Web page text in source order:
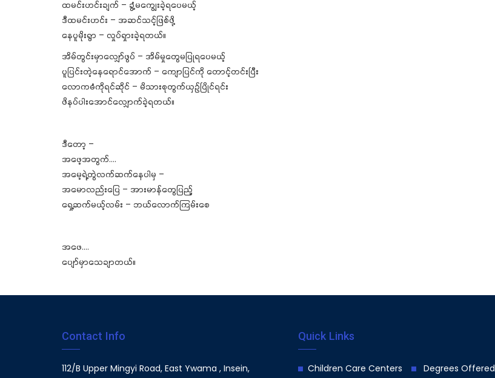
ထမင်းဟင်းချက် – ခွံ့မကျွေးခဲ့ရပေမယ့်
ဒီထမင်းဟင်း – အဆင်သင့်ဖြစ်ဖို့
နေပူမိုးရွာ – လှုပ်ရှားခဲ့ရတယ်။
အိမ်တွင်းမှာလျှော်ဖွပ် – အိမ်မှုတွေမပြုရပေမယ့်
ပူပြင်းတဲ့နေရောင်အောက် – ကျောပြင်ကို တောင့်တင်းပြီး
လောကဓံကိုရင်ဆိုင် – မိသားစုတွက်ယှဉ်ပြိုင်ရင်း
ဖိနပ်ပါးအောင်လျှောက်ခဲ့ရတယ်။
ဒီတော့ –
အဖေ့အတွက်….
အမေ့ရဲ့တွဲလက်ဆက်နေပါမှ –
အမောလည်းပြေ – အားမာန်တွေပြည့်
ရှေ့ဆက်မယ့်လမ်း – ဘယ်လောက်ကြမ်းစေ
အဖေ….
ပျော်မှာသေချာတယ်။
Contact Info
112/B Upper Mingyi Road, East Ywama , Insein,
Quick Links
Children Care Centers Degrees Offered